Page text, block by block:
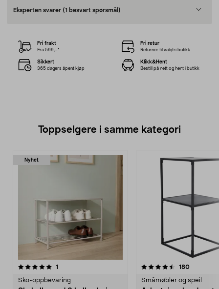
Eksperten svarer (1 besvart spørsmål)
Fri frakt
Fra 599,–*
Fri retur
Returner til valgfri butikk
Sikkert
365 dagers åpent kjøp
Klikk&Hent
Bestill på nett og hent i butikk
Toppselgere i samme kategori
Nyhet
1
Sko-oppbevaring
4.5 av 5 stjerner 180
Småmøbler og speil
4.5 av 5 stjerner